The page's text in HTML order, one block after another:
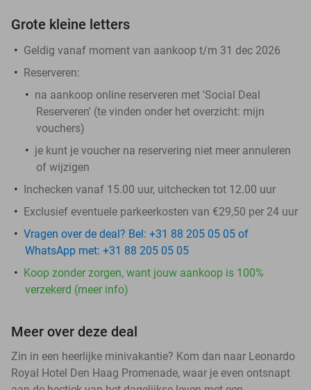
Grote kleine letters
Geldig vanaf moment van aankoop t/m 31 dec 2026
Reserveren:
na aankoop online reserveren met 'Social Deal
Reserveren' (te vinden onder het overzicht: mijn
vouchers)
je kunt je voucher na reservering niet meer annuleren
of wijzigen
Inchecken vanaf 15.00 uur, uitchecken tot 12.00 uur
Exclusief eventuele parkeerkosten van €29,50 per 24 uur
Vragen over de deal? Bel: +31 88 205 05 05 of
WhatsApp met: +31 88 205 05 05
Koop zonder zorgen, want jouw aankoop is 100%
verzekerd (meer info)
Meer over deze deal
Zin in een heerlijke minivakantie? Kom dan naar Leonardo
Royal Hotel Den Haag Promenade, waar je even ontsnapt